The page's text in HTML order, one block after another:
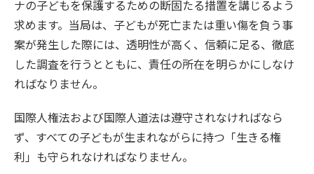
ナの子どもを保護するための断固たる措置を講じるよう
求めます。当局は、子どもが死亡または重い傷を負う事
案が発生した際には、透明性が高く、信頼に足る、徹底
した調査を行うとともに、責任の所在を明らかにしなけ
ればなりません。
国際人権法および国際人道法は遵守されなければなら
ず、すべての子どもが生まれながらに持つ「生きる権
利」も守られなければなりません。